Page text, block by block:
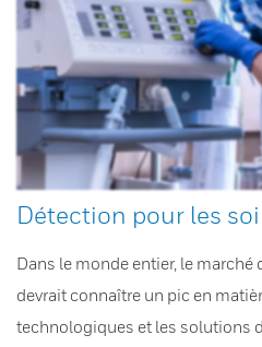
Détection pour les
Dans le monde entier, le
devrait connaître un pic en
technologiques et les solutions